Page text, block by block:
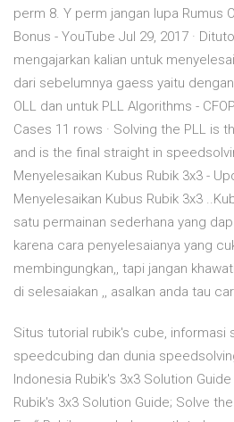
perm 8. Y perm jangan lupa Rumus
Bonus - YouTube Jul 29, 2017 ·
mengajarkan kalian untuk
dari sebelumnya gaess yaitu
OLL dan untuk PLL Algorithms -
Cases 11 rows · Solving the PLL is
and is the final straight in
Menyelesaikan Kubus Rubik 3x3 -
Menyelesaikan Kubus Rubik 3x3
satu permainan sederhana yang
karena cara penyelesaianya yang
membingungkan,, tapi jangan
di selesaiakan ,, asalkan anda tau
Situs tutorial rubik's cube, informasi
speedcubing dan dunia
Indonesia Rubik's 3x3 Solution
Rubik's 3x3 Solution Guide; Solve